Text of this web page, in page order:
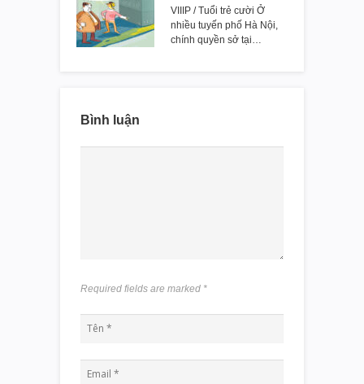
VIIIP / Tuổi trẻ cười Ở
nhiều tuyến phố Hà Nội,
chính quyền sở tại…
Bình luận
Required fields are marked *